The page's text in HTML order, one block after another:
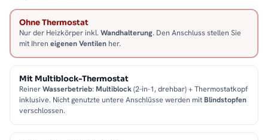
Ohne Thermostat
Nur der Heizkörper inkl. Wandhalterung. Den Anschluss stellen Sie
mit Ihren eigenen Ventilen her.
Mit Multiblock-Thermostat
ReinerWasserbetrieb: Multiblock(2-in-1, drehbar) + Thermostatkopf
inklusive. Nicht genutzte untere Anschlüsse werden mitBlindstopfen
verschlossen.